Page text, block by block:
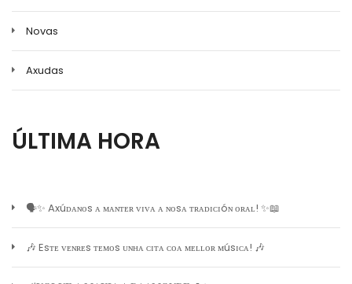
Novas
Axudas
ÚLTIMA HORA
🗣️✨ Axúᴅᴀɴᴏs ᴀ ᴍᴀɴᴛᴇʀ ᴠɪᴠᴀ ᴀ ɴᴏsᴀ ᴛʀᴀᴅɪᴄɪóɴ ᴏʀᴀʟ! ✨📖
🎶 Esᴛᴇ ᴠᴇɴʀᴇs ᴛᴇᴍᴏs ᴜɴʜᴀ ᴄɪᴛᴀ ᴄᴏᴀ ᴍᴇʟʟᴏʀ ᴍúsɪᴄᴀ! 🎶